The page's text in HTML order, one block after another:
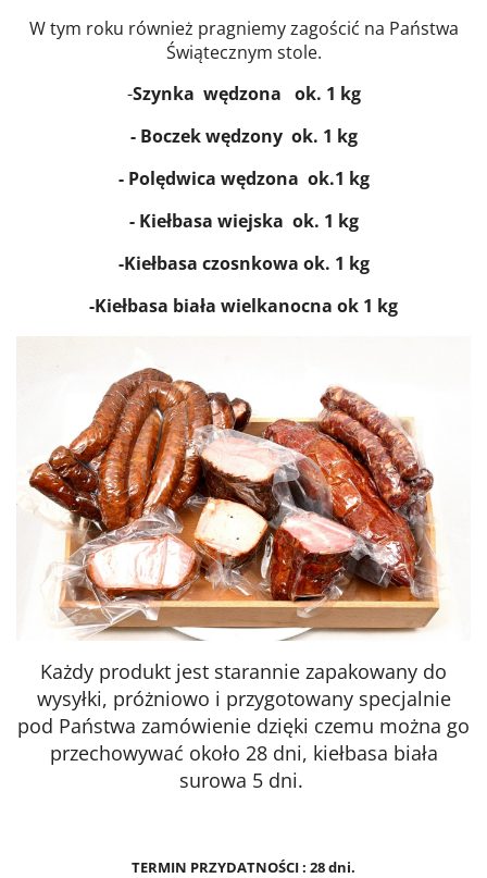
W tym roku również pragniemy zagościć na Państwa
Świątecznym stole.
-Szynka wędzona ok. 1 kg
- Boczek wędzony ok. 1 kg
- Polędwica wędzona ok.1 kg
- Kiełbasa wiejska ok. 1 kg
-Kiełbasa czosnkowa ok. 1 kg
-Kiełbasa biała wielkanocna ok 1 kg
Każdy produkt jest starannie zapakowany do
wysyłki, próżniowo i przygotowany specjalnie
pod Państwa zamówienie dzięki czemu można go
przechowywać około 28 dni, kiełbasa biała
surowa 5 dni.
TERMIN PRZYDATNOŚCI : 28 dni.